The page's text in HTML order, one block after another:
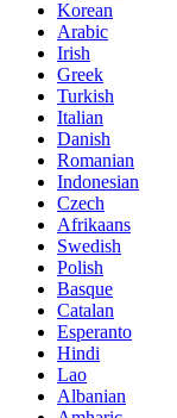
Korean
Arabic
Irish
Greek
Turkish
Italian
Danish
Romanian
Indonesian
Czech
Afrikaans
Swedish
Polish
Basque
Catalan
Esperanto
Hindi
Lao
Albanian